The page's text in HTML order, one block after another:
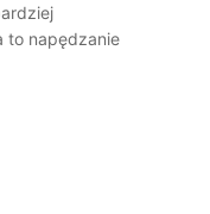
to napędzanie